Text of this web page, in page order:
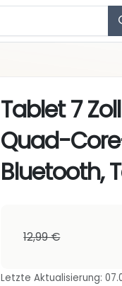
Tablet 7
Quad-
Bluetooth,
12,99 €
Letzte Aktualisierung: